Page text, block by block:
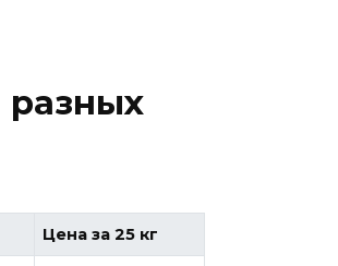
разных
Цена за 25 кг